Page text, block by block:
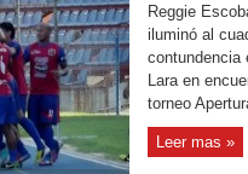
Reggie
iluminó al
contundencia
Lara en
torneo
Leer mas »